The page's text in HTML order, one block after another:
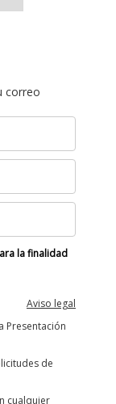
correo
la finalidad
Aviso legal
Presentación
de
cualquier